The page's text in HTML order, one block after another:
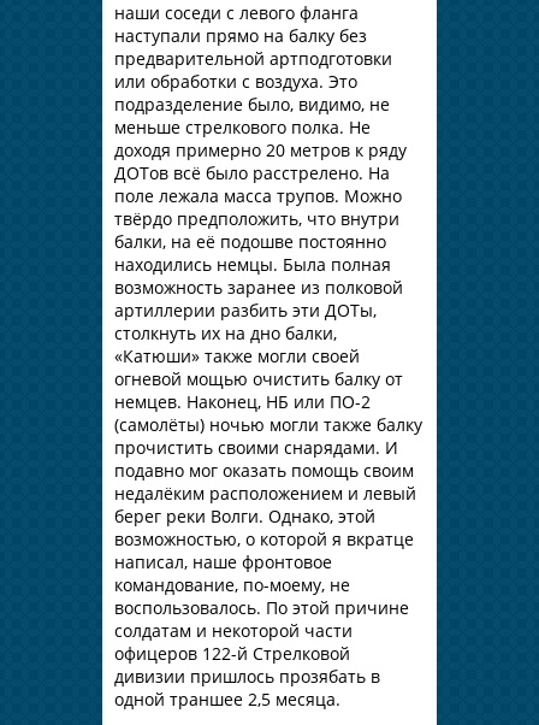
наши соседи с левого фланга
наступали прямо на балку без
предварительной артподготовки
или обработки с воздуха. Это
подразделение было, видимо, не
меньше стрелкового полка. Не
доходя примерно 20 метров к ряду
ДОТов всё было расстрелено. На
поле лежала масса трупов. Можно
твёрдо предположить, что внутри
балки, на её подошве постоянно
находились немцы. Была полная
возможность заранее из полковой
артиллерии разбить эти ДОТы,
столкнуть их на дно балки,
«Катюши» также могли своей
огневой мощью очистить балку от
немцев. Наконец, НБ или ПО-2
(самолёты) ночью могли также балку
прочистить своими снарядами. И
подавно мог оказать помощь своим
недалёким расположением и левый
берег реки Волги. Однако, этой
возможностью, о которой я вкратце
написал, наше фронтовое
командование, по-моему, не
воспользовалось. По этой причине
солдатам и некоторой части
офицеров 122-й Стрелковой
дивизии пришлось прозябать в
одной траншее 2,5 месяца.